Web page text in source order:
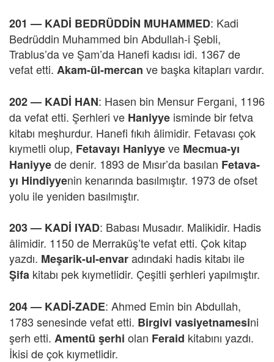
201 — KADİ BEDRÜDDİN MUHAMMED: Kadi
Bedrüddin Muhammed bin Abdullah-i Şebli,
Trablus’da ve Şam’da Hanefi kadısı idi. 1367 de
vefat etti. Akam-ül-mercan ve başka kitapları vardır.
202 — KADİ HAN: Hasen bin Mensur Fergani, 1196
da vefat etti. Şerhleri ve Haniyye isminde bir fetva
kitabı meşhurdur. Hanefi fıkıh âlimidir. Fetavası çok
kıymetli olup, Fetavayı Haniyyeve Mecmua-yı
Haniyyede denir. 1893 de Mısır’da basılan Fetava-
yı Hindiyyenin kenarında basılmıştır. 1973 de ofset
yolu ile yeniden basılmıştır.
203 — KADİ IYAD: Babası Musadır. Malikidir. Hadis
âlimidir. 1150 de Merraküş’te vefat etti. Çok kitap
yazdı. Meşarik-ul-envaradındaki hadis kitabı ile
Şifa kitabı pek kıymetlidir. Çeşitli şerhleri yapılmıştır.
204 — KADİ-ZADE: Ahmed Emin bin Abdullah,
1783 senesinde vefat etti. Birgivi vasiyetnamesini
şerh etti. Amentü şerhi olan Feraid kitabını yazdı.
İkisi de çok kıymetlidir.